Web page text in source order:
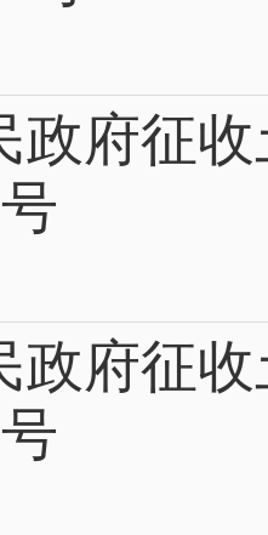
政府征
政府征